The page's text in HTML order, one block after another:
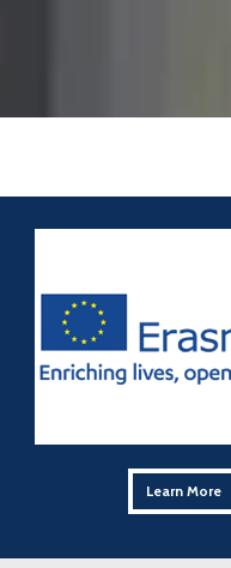
Learn More
Learn More